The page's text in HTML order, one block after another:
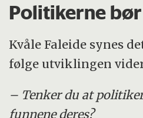
Politikerne
Kvåle Faleide synes
følge utviklingen
– Tenker du at
funnene deres?